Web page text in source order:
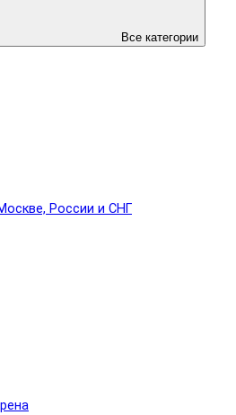
Все категории
России и СНГ